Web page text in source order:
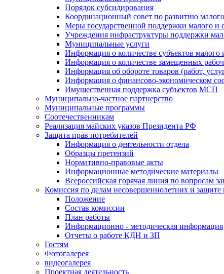
Порядок субсидирования
Координационный совет по развитию
Меры государственной поддержки малого и
Учреждения инфраструктуры поддержки
Муниципальные услуги
Информация о количестве субъектов малого
Информация о количестве замещенных
Информация об обороте товаров (работ,
Информация о финансово-экономическом
Имущественная поддержка субъектов МСП
Муниципально-частное партнерство
Муниципальные программы
Соотечественникам
Реализация майских указов Президента РФ
Защита прав потребителей
Информация о деятельности отдела
Образцы претензий
Нормативно-правовые акты
Информационные методические материалы
Всероссийская горячая линия по вопросам
Комиссия по делам несовершеннолетних и защите
Положение
Состав комиссии
План работы
Информационно - методическая информация
Отчеты о работе КДН и ЗП
Гостям
Фотогалерея
видеогалерея
Проектная деятельность